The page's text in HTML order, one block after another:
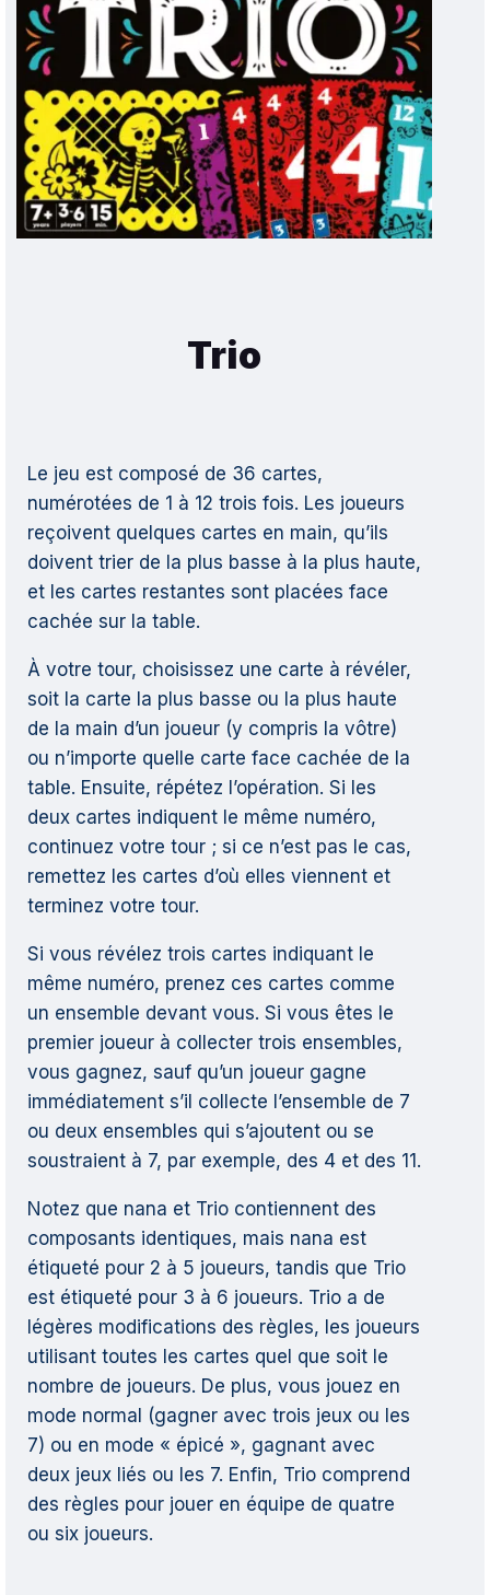
Trio
Le jeu est composé de 36 cartes,
numérotées de 1 à 12 trois fois. Les joueurs
reçoivent quelques cartes en main, qu’ils
doivent trier de la plus basse à la plus haute,
et les cartes restantes sont placées face
cachée sur la table.
À votre tour, choisissez une carte à révéler,
soit la carte la plus basse ou la plus haute
de la main d’un joueur (y compris la vôtre)
ou n’importe quelle carte face cachée de la
table. Ensuite, répétez l’opération. Si les
deux cartes indiquent le même numéro,
continuez votre tour ; si ce n’est pas le cas,
remettez les cartes d’où elles viennent et
terminez votre tour.
Si vous révélez trois cartes indiquant le
même numéro, prenez ces cartes comme
un ensemble devant vous. Si vous êtes le
premier joueur à collecter trois ensembles,
vous gagnez, sauf qu’un joueur gagne
immédiatement s’il collecte l’ensemble de 7
ou deux ensembles qui s’ajoutent ou se
soustraient à 7, par exemple, des 4 et des 11.
Notez que nana et Trio contiennent des
composants identiques, mais nana est
étiqueté pour 2 à 5 joueurs, tandis que Trio
est étiqueté pour 3 à 6 joueurs. Trio a de
légères modifications des règles, les joueurs
utilisant toutes les cartes quel que soit le
nombre de joueurs. De plus, vous jouez en
mode normal (gagner avec trois jeux ou les
7) ou en mode « épicé », gagnant avec
deux jeux liés ou les 7. Enfin, Trio comprend
des règles pour jouer en équipe de quatre
ou six joueurs.